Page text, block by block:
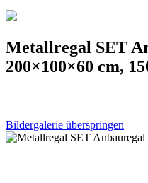
Metallregal SET
200×100×60 cm,
Bildergalerie überspringen